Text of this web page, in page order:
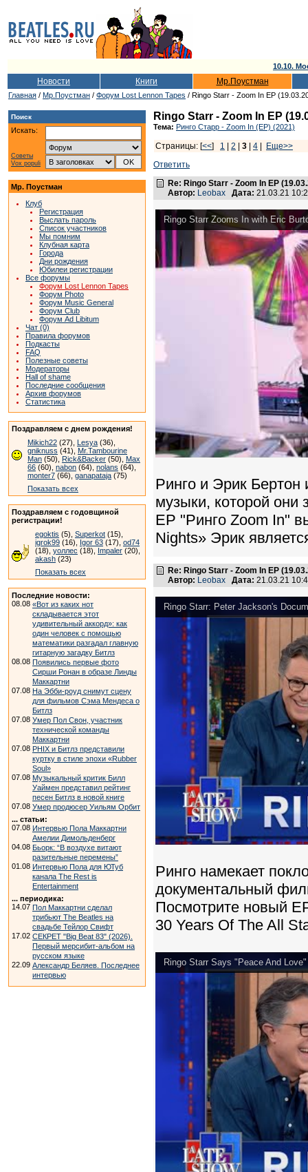
10.10.
Новости Книги Мр.Поустман
Главная / Мр.Поустман / Форум Lost Lennon Tapes / Ringo Starr - Zoom In EP
Поиск
Искать:
Советы
Vox populi
Мр. Поустман
Клуб
Регистрация
Выслать пароль
Список участников
Мы помним
Клубная карта
Города
Дни рождения
Юбилеи регистрации
Все форумы
Форум Lost Lennon Tapes
Форум Photo
Форум Music General
Форум Club
Форум Ad Libitum
Чат (0)
Правила форумов
Подкасты
FAQ
Полезные советы
Модераторы
Hall of shame
Последние сообщения
Архив форумов
Статистика
Поздравляем с днем рождения!
Mikich22 (27), Lesya (36),
gniknuss (41), Mr.Tambourine
Man (50), Rick&Backer (50), Max
66 (60), nabon (64), nolans (64),
monter7 (66), ganapataja (75)
Показать всех
Поздравляем с годовщиной
регистрации!
egoktis (5), Superkot (15),
igrok99 (16), Igor 63 (17), od74
(18), уоллес (18), Impaler (20),
akash (23)
Показать всех
Последние новости:
08.08 «Вот из каких нот
складывается этот
удивительный аккорд»: как
один человек с помощью
математики разгадал главную
гитарную загадку Битлз
08.08 Появились первые фото
Сирши Ронан в образе Линды
Маккартни
07.08 На Эбби-роуд снимут сцену
для фильмов Сэма Мендеса о
Битлз
07.08 Умер Пол Свон, участник
технической команды
Маккартни
07.08 PHIX и Битлз представили
куртку в стиле эпохи «Rubber
Soul»
07.08 Музыкальный критик Билл
Уаймен представил рейтинг
песен Битлз в новой книге
07.08 Умер продюсер Уильям Орбит
... статьи:
07.08 Интервью Пола Маккартни
Амелии Димольденберг
04.08 Бьорк: “В воздухе витают
разительные перемены”
01.08 Интервью Пола для ЮТуб
канала The Rest is
Entertainment
... периодика:
14.07 Пол Маккартни сделал
трибьют The Beatles на
свадьбе Тейлор Свифт
17.02 СЕКРЕТ "Big Beat 83" (2026).
Первый мерсибит-альбом на
русском языке
22.09 Александр Беляев. Последнее
интервью
Ringo Starr - Zoom In EP
Тема: Ринго Старр - Zoom In (EP) (2021)
Страницы: [<<] 1 2 3 4
Еще>>
Ответить
Re: Ringo Starr - Zoom In EP
Автор: Leobax Дата: 21.03.21
Ringo Starr Zooms In with Eric
Ринго и Эрик Бертон
музыки, которой они
EP "Ринго Zoom In"
Nights» Эрик
Re: Ringo Starr - Zoom In EP
Автор: Leobax Дата: 21.03.21
Ringo Starr: Peter Jackson's
Ринго намекает
документальный
Посмотрите новый
30 Years Of The All
Ringo Starr Says "Peace And